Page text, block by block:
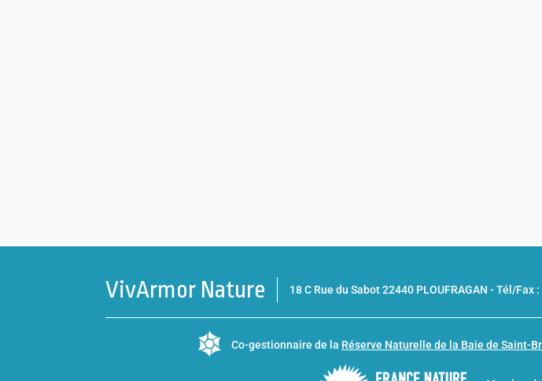
VivArmor Nature 18 C Rue du Sabot 22440 PLOUFRAGAN -Tél/Fax :
Co-gestionnaire de la Réserve Naturelle de la Baie de Saint-